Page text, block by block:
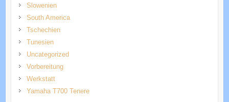
Slowenien
South America
Tschechien
Tunesien
Uncategorized
Vorbereitung
Werkstatt
Yamaha T700 Tenere